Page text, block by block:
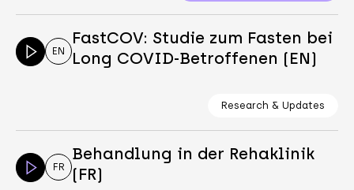
EN
FastCOV: Studie zum Fasten bei
Long COVID-Betroffenen (EN)
Research & Updates
FR
Behandlung in der Rehaklinik
(FR)